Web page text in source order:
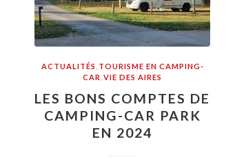
ACTUALITÉS TOURISME EN CAMPING-
CAR ,VIE DES AIRES
LES BONS COMPTES DE
CAMPING-CAR PARK
EN 2024